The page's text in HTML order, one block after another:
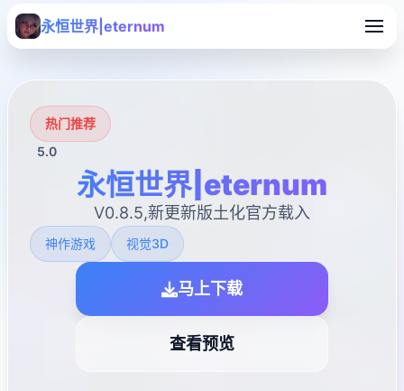
永恒世界|eternum
热门推荐
5.0
永恒世界|eternum
V0.8.5,新更新版土化官方载入
神作游戏 视觉3D
马上下载
查看预览